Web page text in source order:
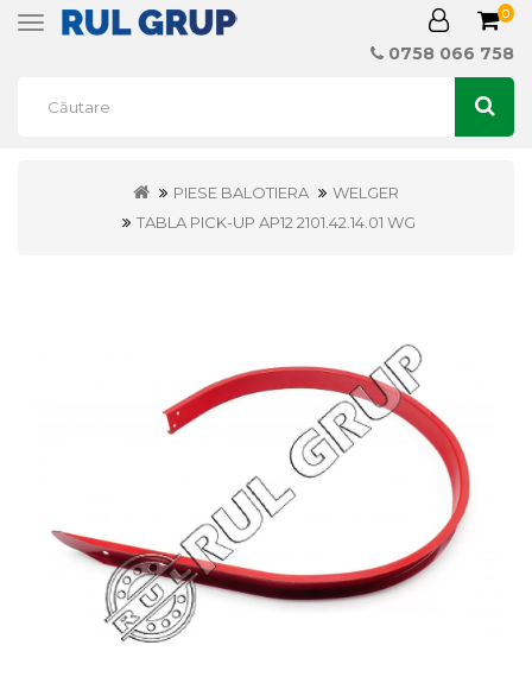
Toggle
0
0758 066 758
PIESE BALOTIERA
WELGER
TABLA PICK-UP AP12 2101.42.14.01 WG